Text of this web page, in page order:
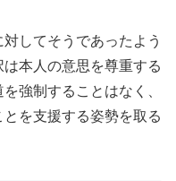
してそうであったよう
本人の意思を尊重する
強制することはなく、
を支援する姿勢を取る